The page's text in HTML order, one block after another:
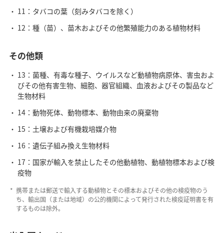
11：タバコの葉（刻みタバコを除く）
12：種（苗）、苗木およびその他繁殖能力のある植物材料
その他類
13：菌種、有毒な種子、ウイルスなど動植物病原体、害虫およ
びその他有害生物、細胞、器官組織、血液およびその製品など
生物材料
14：動物死体、動物標本、動物由来の廃棄物
15：土壌および有機栽培媒介物
16：遺伝子組み換え生物材料
17：国家が輸入を禁止したその他動植物、動植物標本および検
疫物
携帯または郵送で輸入する動植物とその標本およびその他の検疫物のう
ち、輸出国（または地域）の公的機関によって発行された検疫証明書を有
するものは除外。